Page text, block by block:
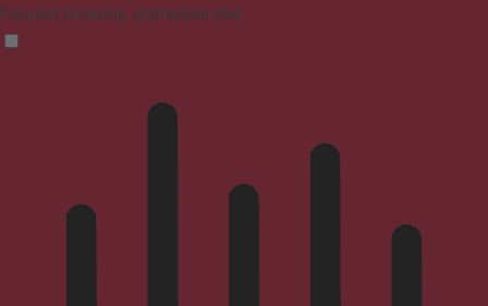
Focused browsing, distraction-free